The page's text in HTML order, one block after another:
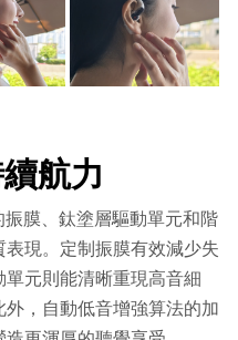
航力
膜、鈦塗層驅動單元和階
現。定制振膜有效減少失
元則能清晰重現高音細
，自動低音增強算法的加